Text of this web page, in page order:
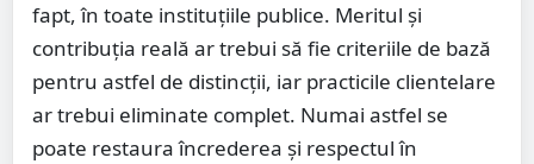
fapt, în toate instituțiile publice. Meritul și
contribuția reală ar trebui să fie criteriile de bază
pentru astfel de distincții, iar practicile clientelare
ar trebui eliminate complet. Numai astfel se
poate restaura încrederea și respectul în